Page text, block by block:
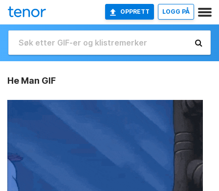
OPPRETT LOGG PÅ
He Man GIF